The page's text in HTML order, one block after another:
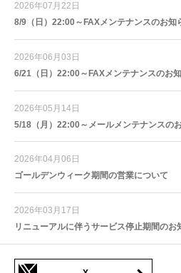
2026年07月22日
8/9（日）22:00～FAXメンテナンスのお知
2026年06月03日
6/21（日）22:00～FAXメンテナンスのお
2026年05月14日
5/18（月）22:00～メールメンテナンスの
2026年04月06日
ゴールデンウィーク期間の営業について
2026年03月17日
リニューアルに伴うサービス停止期間の